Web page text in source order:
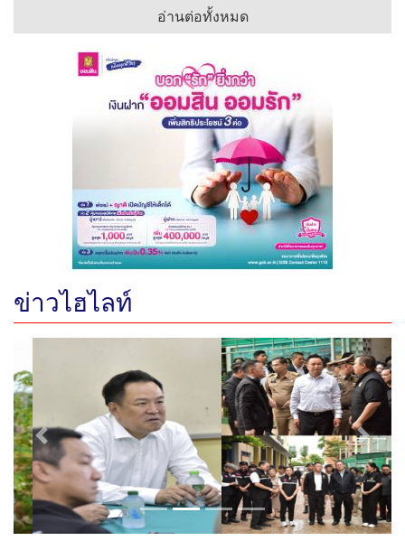
อ่านต่อทั้งหมด
ข่าวไฮไลท์
Previous Next